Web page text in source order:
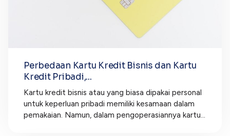
Perbedaan Kartu Kredit Bisnis dan Kartu
Kredit Pribadi,...
Kartu kredit bisnis atau yang biasa dipakai personal
untuk keperluan pribadi memiliki kesamaan dalam
pemakaian. Namun, dalam pengoperasiannya kartu...